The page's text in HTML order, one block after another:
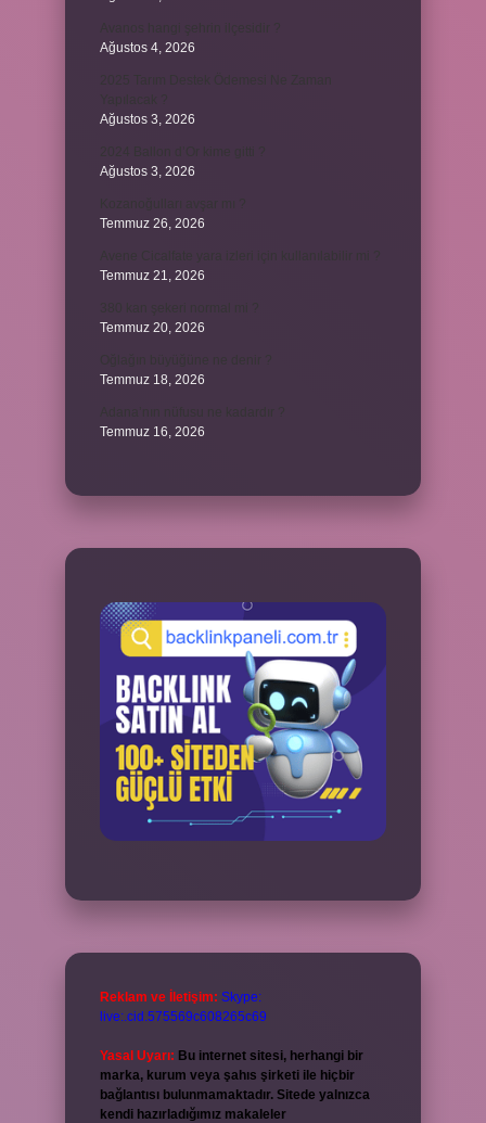
Ağustos 4, 2026
Ağustos 3, 2026
Ağustos 3, 2026
Temmuz 26, 2026
Temmuz 21, 2026
Temmuz 20, 2026
Temmuz 18, 2026
Temmuz 16, 2026
Reklam ve İletişim: Skype:
live:.cid.575569c608265c69
Yasal Uyarı: Bu internet sitesi, herhangi bir
marka, kurum veya şahıs şirketi ile hiçbir
bağlantısı bulunmamaktadır. Sitede yalnızca
kendi hazırladığımız makaleler